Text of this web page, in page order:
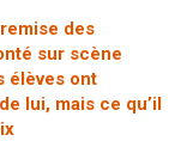
des
sur scène
élèves ont
lui, mais ce qu’il